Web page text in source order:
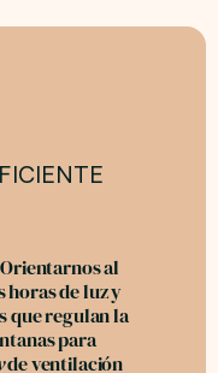
al
horas de luz y
que regulan la
para
de ventilación